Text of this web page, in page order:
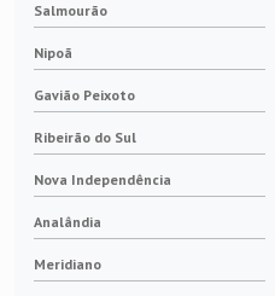
Salmourão
Nipoã
Gavião Peixoto
Ribeirão do Sul
Nova Independência
Analândia
Meridiano